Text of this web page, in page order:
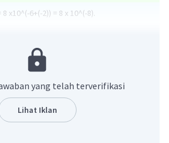
8 x10^(-6+(-2)) = 8 x 10^(-8).
yang telah terverifikasi
Lihat Iklan